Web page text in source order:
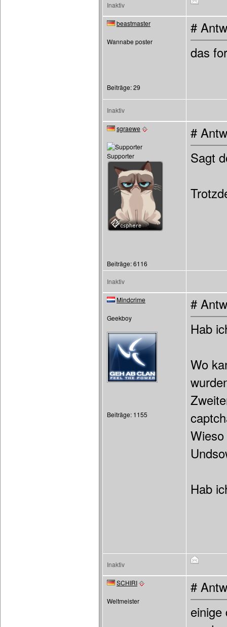
Inaktiv
beastmaster
Wannabe poster
Beiträge: 29
#
das
Inaktiv
sgraewe
Supporter
Beiträge: 6116
#
Sagt
Inaktiv
Mindcrime
Geekboy
Beiträge: 1155
#
Hab
Wo
Hab
Inaktiv
SCHIRI
Weltmeister
#
einige